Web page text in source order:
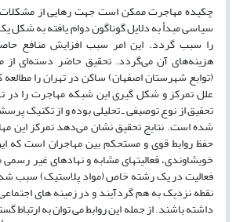
چکیده مهاجرت ممکن است جهت رهایی از مشکلات
سیاسی مبدأ به دلایل گوناگون دوام یافته به شکل
را سبب گردد. این امر سبب افزایش منافع
هزینه‌های آن می‌گردد. تحقیق حاضر دسته‌ای از
(توابع شهرستان اصفهان) ساکن در تهران را
علل تمرکز و شکل گیری این شبکه مهاجرت را
تحقیق از نوع توصیفی ـ تحلیلی بوده و از تکنیک
شده است. نتایج تحقیق نشان می‌دهد تمرکز این
حفظ روابط قوی و مستحکم بین مهاجران است که
خویشاوندی، فعالیتهای مشابه و نهادهای غیر
فعالیت در یک رشته خاص (مواد پلاستیک) سبب
نقطه نزدیک به هم گردآیند و در زمینه های
داشته باشند. از جمله این روابط می توان به ارتباط